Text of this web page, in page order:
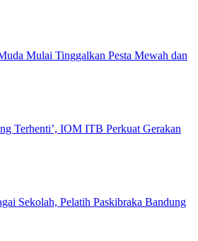
Mulai Tinggalkan Pesta Mewah dan
Terhenti’, IOM ITB Perkuat Gerakan
Sekolah, Pelatih Paskibraka Bandung